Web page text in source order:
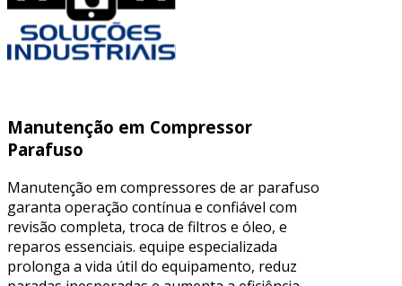
Manutenção em Compressor
Parafuso
Manutenção em compressores de ar parafuso
garanta operação contínua e confiável com
revisão completa, troca de filtros e óleo, e
reparos essenciais. equipe especializada
prolonga a vida útil do equipamento, reduz